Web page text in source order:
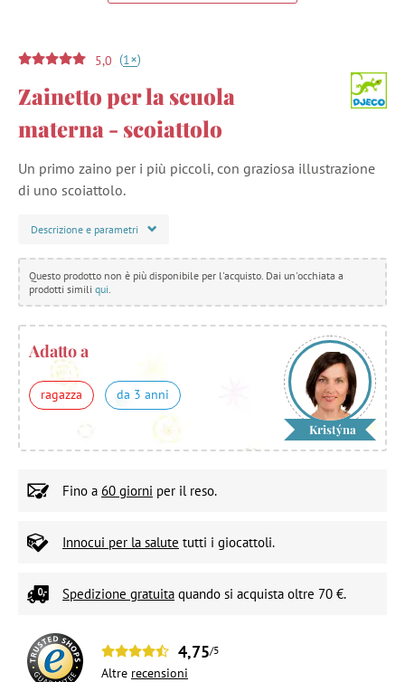
5,0 (1+)
Zainetto per la scuola
materna - scoiattolo
Un primo zaino per i più piccoli, con graziosa illustrazione
di uno scoiattolo.
Descrizione e parametri
Questo prodotto non è più disponibile per l'acquisto. Dai un'occhiata a
prodotti simili qui
Adatto a
ragazza da 3 anni
Kristýna
Fino a 60 giorni per il reso.
Innocui per la salute tutti i giocattoli.
Spedizione gratuita quando si acquista oltre 70 €.
4,75/5
Altre recensioni